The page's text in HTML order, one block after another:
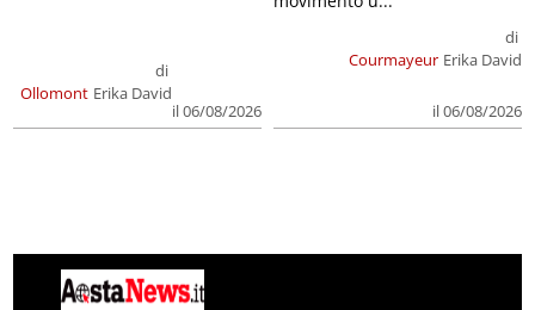
Ollomont
di
Erika David
il 06/08/2026
Courmayeur
di
Erika David
il 06/08/2026